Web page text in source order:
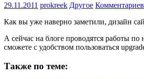
29.11.2011 prokreek Другое
Как вы уже наверно заметили, дизайн
А сейчас на блоге проводятся работы
сможете с удобством пользоваться
Также по теме: